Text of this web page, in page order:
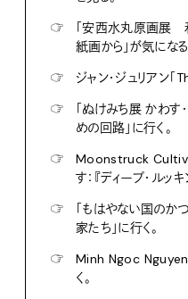
☞
「安西水丸原画展
紙画から」が気になる
☞
ジャン・ジュリアン「
☞
「ぬけみち展 かわす
めの回路」に行く。
☞
Moonstruck
す：『ディープ・ルッ
☞
「もはやない国のか
家たち」に行く。
☞
Minh Ngoc
く。